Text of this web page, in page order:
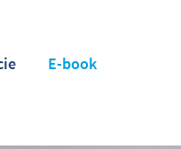
E-book